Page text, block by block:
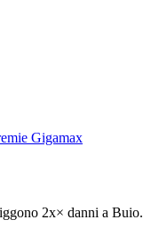
Gigamax
2x× danni a Buio.